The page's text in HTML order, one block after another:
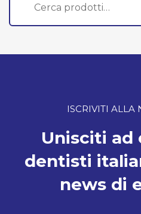
ISCRIVITI ALLA
Unisciti ad
dentisti
news di